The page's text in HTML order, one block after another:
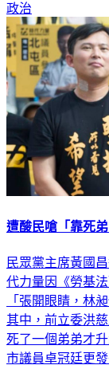
政治
民眾黨主席黃國
代力量因《勞基
「張開眼睛，林
其中，前立委洪
死了一個弟弟才